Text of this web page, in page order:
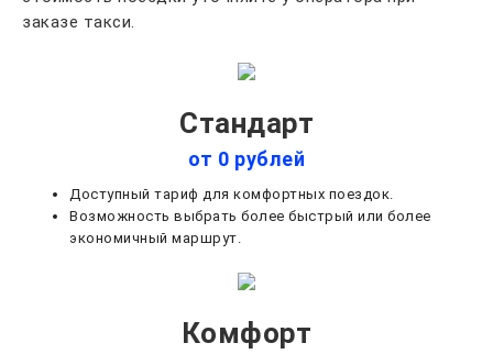
заказе такси.
Стандарт
от 0 рублей
Доступный тариф для комфортных поездок.
Возможность выбрать более быстрый или более
экономичный маршрут.
Комфорт